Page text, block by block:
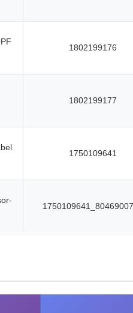
1802199176
1802199177
1750109641